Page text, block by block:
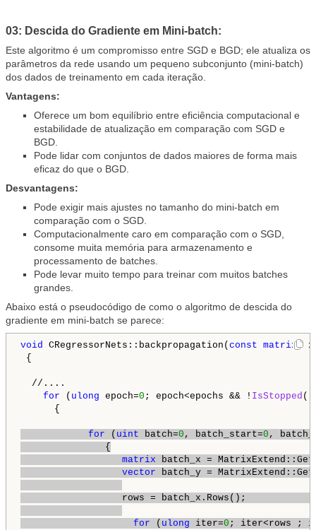
03: Descida do Gradiente em Mini-batch:
Este algoritmo é um compromisso entre SGD e BGD; ele atualiza os
parâmetros da rede usando um pequeno subconjunto (mini-batch)
dos dados de treinamento em cada iteração.
Vantagens:
Oferece um bom equilíbrio entre eficiência computacional e
estabilidade de atualização em comparação com SGD e
BGD.
Pode lidar com conjuntos de dados maiores de forma mais
eficaz do que o BGD.
Desvantagens:
Pode exigir mais ajustes no tamanho do mini-batch em
comparação com o SGD.
Computacionalmente caro em comparação com o SGD,
consome muita memória para armazenamento e
processamento de batches.
Pode levar muito tempo para treinar com muitos batches
grandes.
Abaixo está o pseudocódigo de como o algoritmo de descida do
gradiente em mini-batch se parece:
void CRegressorNets::backpropagation( const matrix&
{
  //....
for ( ulong epoch=0 ; epoch<epochs && ! IsStopped
{
for ( uint batch=0 , batch_start=0 ,
{
matrix batch_x =
vector batch_y =
rows =
for ( ulong iter=0 ; iter<rows ;